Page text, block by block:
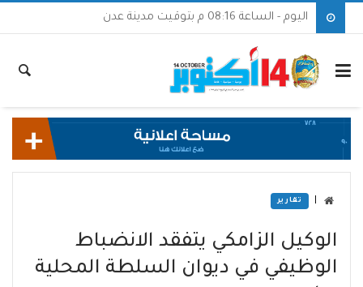
اليوم - الساعة 08:16 م بتوقيت مدينة عدن
تقارير
الوكيل الزامكي يتفقد الانضباط
الوظيفي في ديوان السلطة المحلية